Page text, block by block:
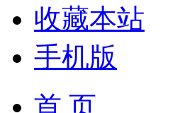
收藏本站
手机版
首 页